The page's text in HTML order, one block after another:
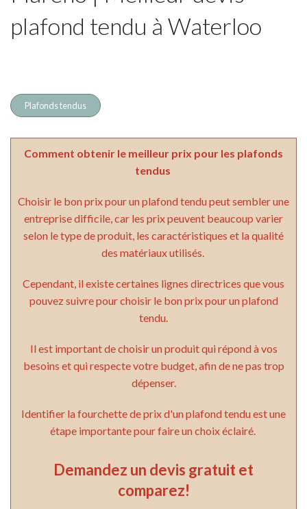
plafond tendu à Waterloo
Plafonds tendus
Comment obtenir le meilleur prix pour les plafonds
tendus
Choisir le bon prix pour un plafond tendu peut sembler une
entreprise difficile, car les prix peuvent beaucoup varier
selon le type de produit, les caractéristiques et la qualité
des matériaux utilisés.
Cependant, il existe certaines lignes directrices que vous
pouvez suivre pour choisir le bon prix pour un plafond
tendu.
Il est important de choisir un produit qui répond à vos
besoins et qui respecte votre budget, afin de ne pas trop
dépenser.
Identifier la fourchette de prix d'un plafond tendu est une
étape importante pour faire un choix éclairé.
Demandez un devis gratuit et
comparez!